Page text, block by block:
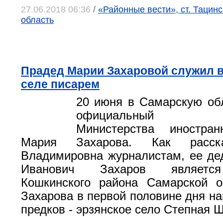
27.06.2018 06:36 / «Районные вести», ст.
область
Прадед Марии Захаровой служил
селе писарем
20 июня в Самарскую
официальный
Министерства
Мария Захарова. Как
Владимировна журналистам, ее
Иванович Захаров
Кошкинского района Самарской
Захарова в первой половине дня
предков - эрзянское село Степная